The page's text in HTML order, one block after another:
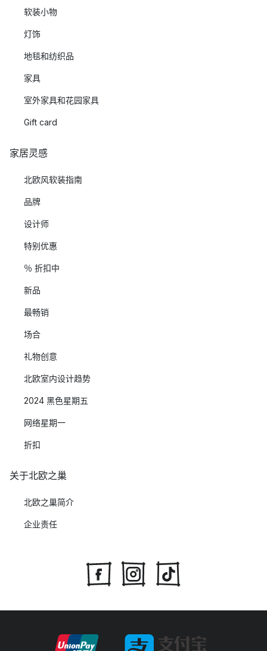
软装小物
灯饰
地毯和纺织品
家具
室外家具和花园家具
Gift card
家居灵感
北欧风软装指南
品牌
设计师
特别优惠
％ 折扣中
新品
最畅销
场合
礼物创意
北欧室内设计趋势
2024 黑色星期五
网络星期一
折扣
关于北欧之巢
北欧之巢简介
企业责任